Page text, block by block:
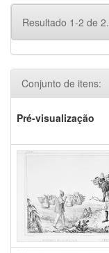
Resultado 1-2 de 2.
Conjunto de itens:
Pré-visualização